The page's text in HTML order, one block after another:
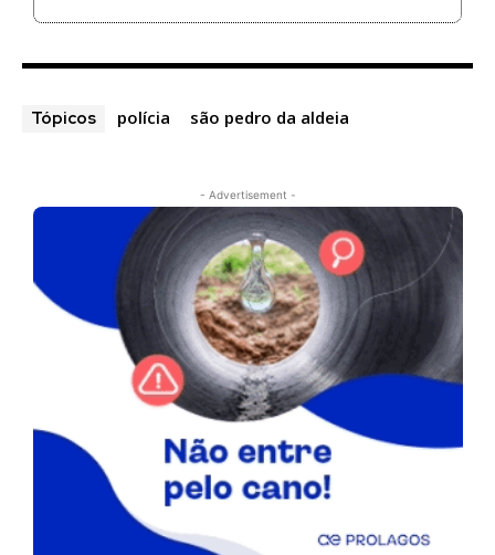
Tópicos polícia são pedro da aldeia
- Advertisement -